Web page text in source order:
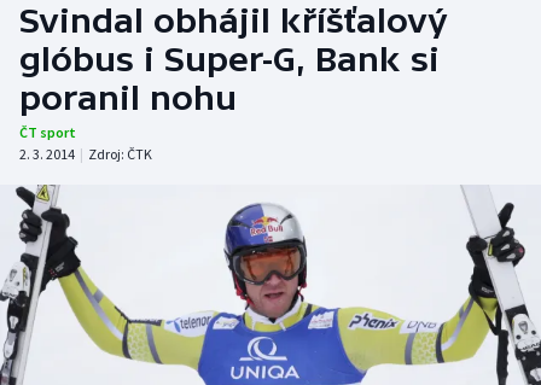
Hokej
Tenis
Atletika
Cyklistika
DALŠÍ SPORTY
Americký fotbal
NEPŘEHLÉDNĚTE
Svindal obhájil kříšťalový
glóbus i Super-G, Bank si
poranil nohu
ČT sport
2. 3. 2014 | Zdroj: ČTK